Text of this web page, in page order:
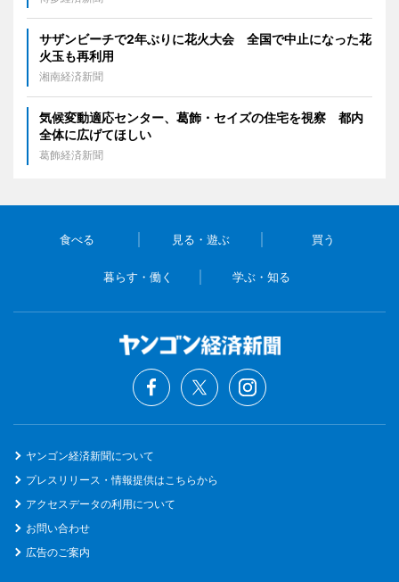
サザンビーチで2年ぶりに花火大会 全国で中止になった花
火玉も再利用
湘南経済新聞
気候変動適応センター、葛飾・セイズの住宅を視察 都内
全体に広げてほしい
葛飾経済新聞
食べる 見る・遊ぶ 買う
暮らす・働く 学ぶ・知る
ヤンゴン経済新聞について
プレスリリース・情報提供はこちらから
アクセスデータの利用について
お問い合わせ
広告のご案内